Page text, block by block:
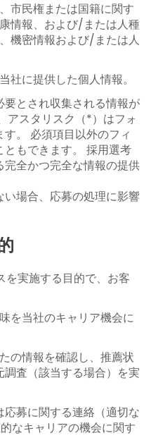
市民権または国籍に関す
情報、および/または人種
機密情報および/または人
社に提供した個人情報。
とされ収集される情報が
アスタリスク（*）はフォ
。 必須項目以外のフィ
もできます。 採用選考
全かつ完全な情報の提供
場合、応募の処理に影響
を実施する目的で、お客
を当社のキャリア機会に
の情報を確認し、推薦状
査（該当する場合）を実
募に関する連絡（適切な
なキャリアの機会に関す